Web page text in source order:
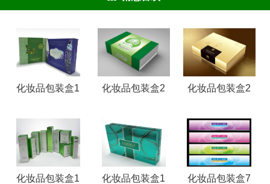
化妆品包装盒1 化妆品包装盒2 化妆品包装盒2
化妆品包装盒1 化妆品包装盒1 化妆品包装盒7